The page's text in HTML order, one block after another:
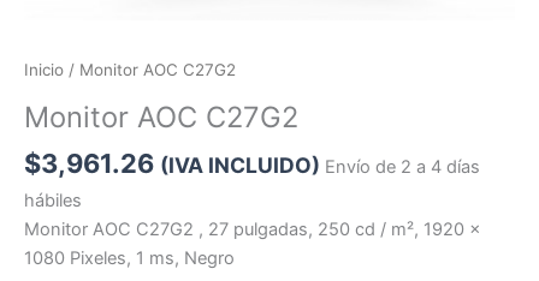
Inicio / Monitor AOC C27G2
Monitor AOC C27G2
$3,961.26 (IVA INCLUIDO) Envío de 2 a 4 días
hábiles
Monitor AOC C27G2 , 27 pulgadas, 250 cd / m², 1920 x
1080 Pixeles, 1 ms, Negro